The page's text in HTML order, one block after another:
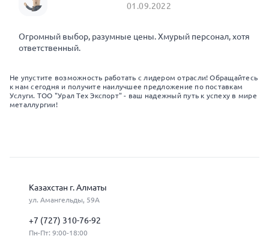
01.09.2022
Огромный выбор, разумные цены. Хмурый персонал, хотя
ответственный.
Не упустите возможность работать с лидером отрасли! Обращайтесь
к нам сегодня и получите наилучшее предложение по поставкам
Услуги. ТОО "Урал Тех Экспорт" - ваш надежный путь к успеху в мире
металлургии!
Казахстан г. Алматы
ул. Амангельды, 59А
+7 (727) 310-76-92
Пн-Пт: 9:00-18:00